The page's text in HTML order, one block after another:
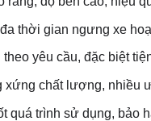
thời gian ngưng xe
yêu cầu, đặc biệt
chất lượng, nhiều
quá trình sử dụng, bảo